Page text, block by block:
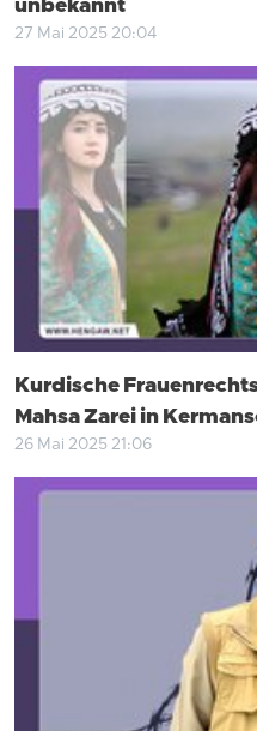
unbekannt
27 Mai 2025 20:04
Kurdische
Mahsa Zarei in
26 Mai 2025 21:06